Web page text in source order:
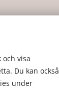
visa
Du kan också
under